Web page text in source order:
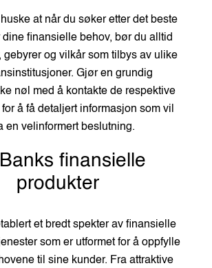
at når du søker etter det beste
dine finansielle behov, bør du alltid
gebyrer og vilkår som tilbys av ulike
Gjør en grundig
nøl med å kontakte de respektive
å få detaljert informasjon som vil
en velinformert beslutning.
finansielle
produkter
et bredt spekter av finansielle
som er utformet for å oppfylle
til sine kunder. Fra attraktive